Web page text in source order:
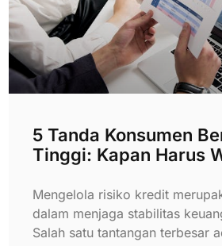
5 Tanda Konsumen
Tinggi: Kapan Harus
Mengelola risiko kredit
dalam menjaga stabilitas
Salah satu tantangan terbesar